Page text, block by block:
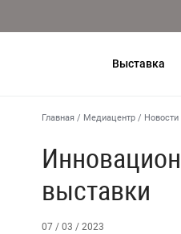
Выставка
Главная / Медиацентр / Новости
выставки
07 / 03 / 2023